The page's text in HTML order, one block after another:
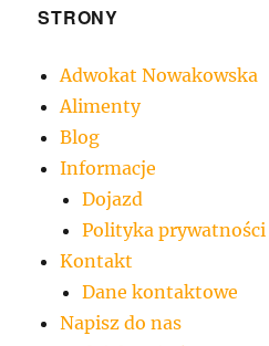
STRONY
Adwokat Nowakowska
Alimenty
Blog
Informacje
Dojazd
Polityka prywatności
Kontakt
Dane kontaktowe
Napisz do nas